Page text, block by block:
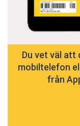
Du vet väl att
mobiltelefon
från